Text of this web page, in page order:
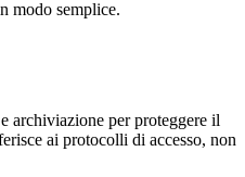
modo semplice.
archiviazione per proteggere il
ai protocolli di accesso, non